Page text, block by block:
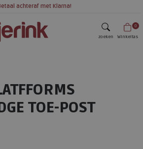
achteraf met Klarna!
zoeken
0
Winkeltas
TOE-POST